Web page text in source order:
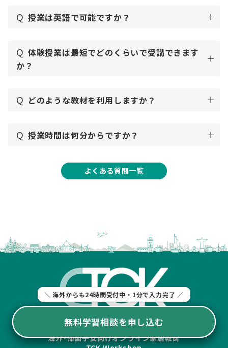
＼ 海外からも24時間受付中・1分で入力完了 ／
無料学習相談を申し込む
＼ 海外からも24時間受付中・1分で入力完了 ／
無料学習相談を申し込む
Q 授業は英語で可能ですか？
Q 体験授業は最短でどのくらいで受講できます
か？
Q どのような教材を利用しますか？
Q 授業時間は何分からですか？
よくある質問一覧
海外･帰国子女向けオンライン家庭教師